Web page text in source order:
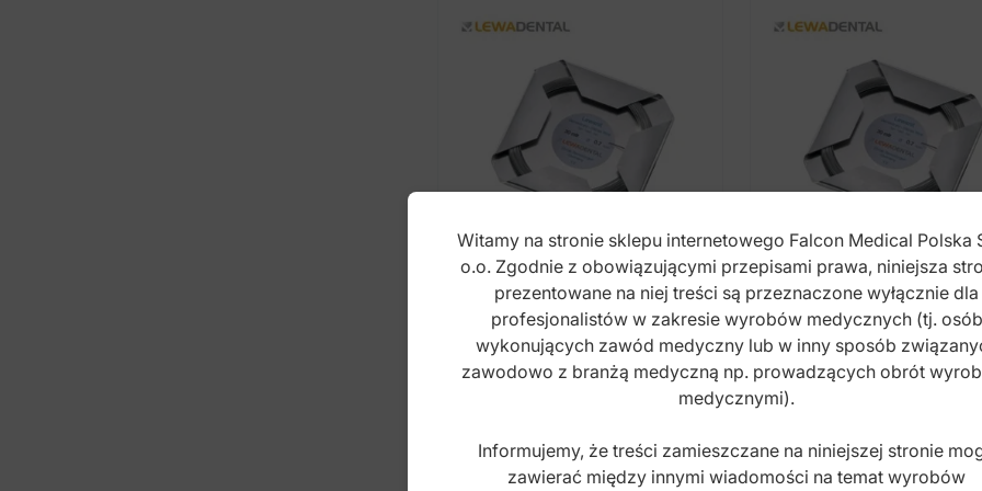
Drut protetyczny twardy
0.7mm, długość 30m
Drut protetyczny
0.8mm, długość 20m
Witamy na stronie sklepu internetowego Falcon Medical Polska
o.o. Zgodnie z obowiązującymi przepisami prawa, niniejsza
prezentowane na niej treści są przeznaczone wyłącznie dla
profesjonalistów w zakresie wyrobów medycznych (tj. osób
wykonujących zawód medyczny lub w inny sposób
zawodowo z branżą medyczną np. prowadzących obrót
medycznymi).
Informujemy, że treści zamieszczane na niniejszej stronie
zawierać między innymi wiadomości na temat wyrobów